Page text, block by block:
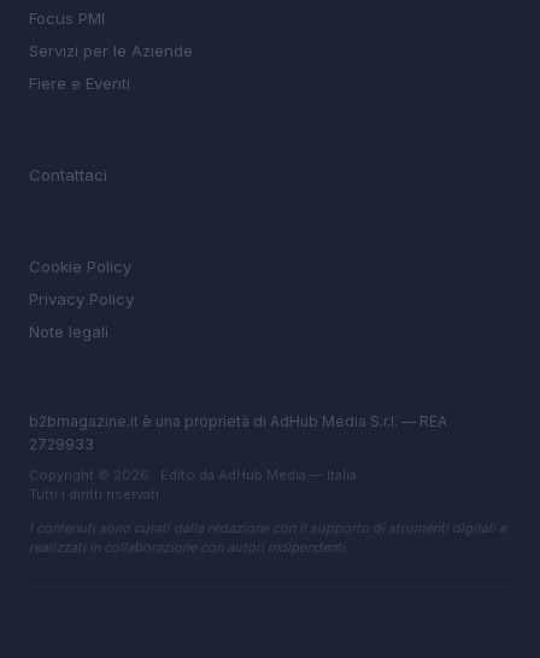
Focus PMI
Servizi per le Aziende
Fiere e Eventi
Contattaci
Cookie Policy
Privacy Policy
Note legali
b2bmagazine.it è una proprietà di AdHub Media S.r.l. — REA
2729933
Copyright © 2026 · Edito da AdHub Media — Italia
Tutti i diritti riservati
I contenuti sono curati dalla redazione con il supporto di strumenti digitali e
realizzati in collaborazione con autori indipendenti.